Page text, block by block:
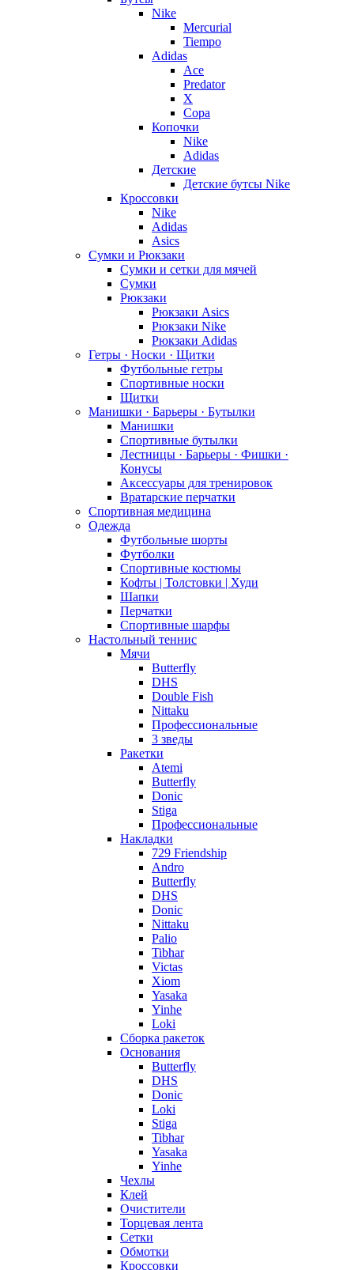
Nike
Mercurial
Tiempo
Adidas
Ace
Predator
X
Copa
Копочки
Nike
Adidas
Детские
Детские бутсы Nike
Кроссовки
Nike
Adidas
Asics
Сумки и Рюкзаки
Сумки и сетки для мячей
Сумки
Рюкзаки
Рюкзаки Asics
Рюкзаки Nike
Рюкзаки Adidas
Гетры · Носки · Щитки
Футбольные гетры
Спортивные носки
Щитки
Манишки · Барьеры · Бутылки
Манишки
Спортивные бутылки
Лестницы · Барьеры · Фишки ·
Конусы
Аксессуары для тренировок
Вратарские перчатки
Спортивная медицина
Одежда
Футбольные шорты
Футболки
Спортивные костюмы
Кофты | Толстовки | Худи
Шапки
Перчатки
Спортивные шарфы
Настольный теннис
Мячи
Butterfly
DHS
Double Fish
Nittaku
Профессиональные
3 зведы
Ракетки
Atemi
Butterfly
Donic
Stiga
Профессиональные
Накладки
729 Friendship
Andro
Butterfly
DHS
Donic
Nittaku
Palio
Tibhar
Victas
Xiom
Yasaka
Yinhe
Loki
Сборка ракеток
Основания
Butterfly
DHS
Donic
Loki
Stiga
Tibhar
Yasaka
Yinhe
Чехлы
Клей
Очистители
Торцевая лента
Сетки
Обмотки
Кроссовки